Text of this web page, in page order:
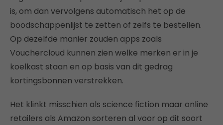
is, om dan vervolgens automatisch het op de
boodschappenlijst te zetten of zelfs te bestellen.
Op dezelfde manier zouden apps zoals
Vouchercloud kunnen zien welke merken er in je
koelkast staan en op basis van dit gedrag
kortingsbonnen verstrekken.
Het klinkt misschien als science fiction maar online
retailers als Amazon sorteren al voor op dit soort